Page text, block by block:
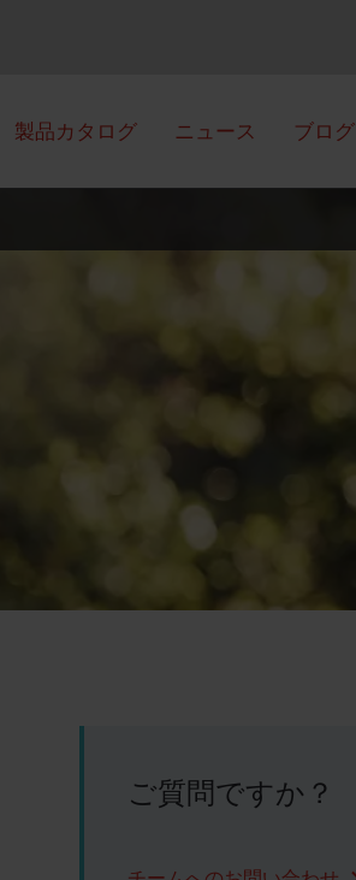
製品カタログ ニュース ブログ
ご質問ですか？